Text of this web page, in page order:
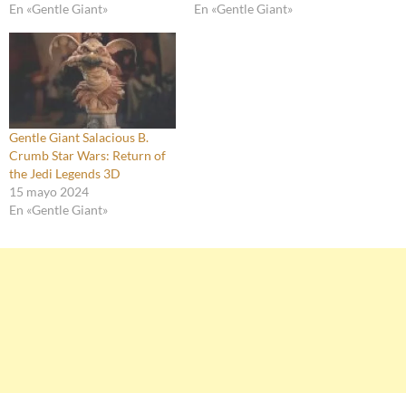
En «Gentle Giant»
En «Gentle Giant»
Gentle Giant Salacious B.
Crumb Star Wars: Return of
the Jedi Legends 3D
15 mayo 2024
En «Gentle Giant»